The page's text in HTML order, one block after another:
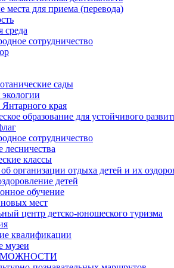
места для приема (перевода)
среда
сотрудничество
сады
края
образование для устойчивого
сотрудничество
классы
организации отдыха детей и их
детей
обучение
мест
центр детско-юношеского туризма
квалификации
музеи